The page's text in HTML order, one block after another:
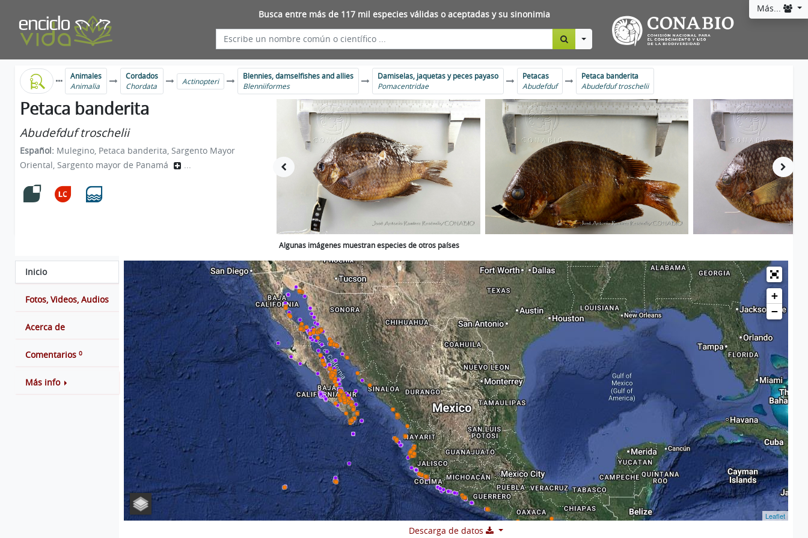
Más...
Busca entre más de 117 mil especies válidas o aceptadas y su sinonimia
Toggle Dropdown
Animales
Animalia
Cordados
Chordata
Actinopteri
Blennies, damselfishes and allies
Blenniiformes
Damiselas, jaquetas y peces payaso
Pomacentridae
Petacas
Abudefduf
Petaca banderita
Abudefduf troschelii
Petaca banderita
Abudefduf troschelii
Español: Mulegino, Petaca banderita, Sargento Mayor
Oriental, Sargento mayor de Panamá
...
Algunas imágenes muestran especies de otros países
Inicio
Fotos, Videos, Audios
Acerca de
Comentarios 0
Más info
+
−
Leaflet
Descarga de datos